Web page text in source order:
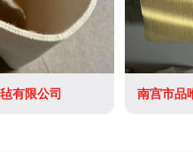
有限公司 南宫市品